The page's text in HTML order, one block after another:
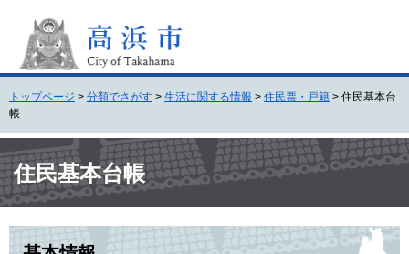
頭
。
飛
て
本
文
トップページ > 分類でさがす > 生活に関する情報 > 住民票・戸籍 > 住民基本台
帳
文住民基本台帳